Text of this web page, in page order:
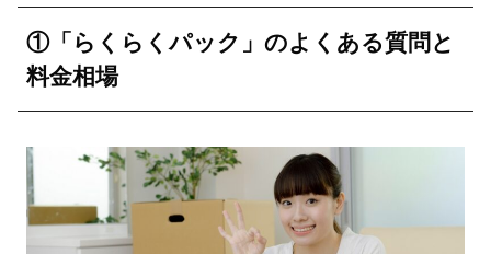
①「らくらくパック」のよくある質問と
料金相場